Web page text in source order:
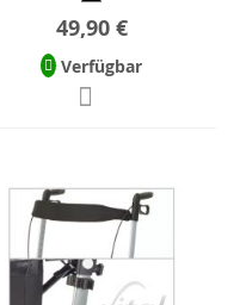
49,90 €
Verfügbar